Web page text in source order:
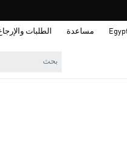
مساعدة الطلبات